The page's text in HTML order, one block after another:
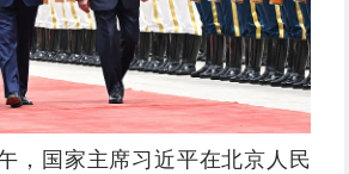
，国家主席习近平在北京人民